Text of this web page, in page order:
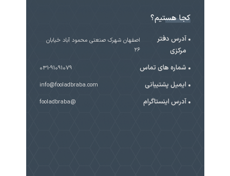
کجا هستیم؟
آدرس دفتر
مرکزی
اصفهان شهرک صنعتی محمود آباد خیابان
۲۶
شماره های تماس 031-91091079
ایمیل پشتیبانی info@fooladbraba.com
آدرس اینستاگرام @fooladbraba